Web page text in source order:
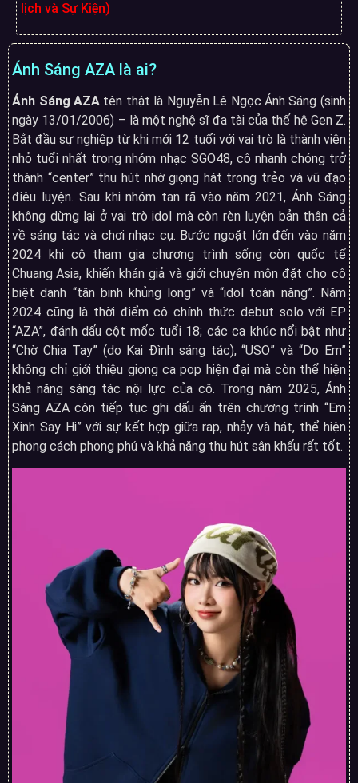
lịch và Sự Kiện)
Ánh Sáng AZA là ai?
Ánh Sáng AZA tên thật là Nguyễn Lê Ngọc Ánh Sáng (sinh
ngày 13/01/2006) – là một nghệ sĩ đa tài của thế hệ Gen Z.
Bắt đầu sự nghiệp từ khi mới 12 tuổi với vai trò là thành viên
nhỏ tuổi nhất trong nhóm nhạc SGO48, cô nhanh chóng trở
thành “center” thu hút nhờ giọng hát trong trẻo và vũ đạo
điêu luyện. Sau khi nhóm tan rã vào năm 2021, Ánh Sáng
không dừng lại ở vai trò idol mà còn rèn luyện bản thân cả
về sáng tác và chơi nhạc cụ. Bước ngoặt lớn đến vào năm
2024 khi cô tham gia chương trình sống còn quốc tế
Chuang Asia, khiến khán giả và giới chuyên môn đặt cho cô
biệt danh “tân binh khủng long” và “idol toàn năng”. Năm
2024 cũng là thời điểm cô chính thức debut solo với EP
“AZA”, đánh dấu cột mốc tuổi 18; các ca khúc nổi bật như
“Chờ Chia Tay” (do Kai Đình sáng tác), “USO” và “Do Em”
không chỉ giới thiệu giọng ca pop hiện đại mà còn thể hiện
khả năng sáng tác nội lực của cô. Trong năm 2025, Ánh
Sáng AZA còn tiếp tục ghi dấu ấn trên chương trình “Em
Xinh Say Hi” với sự kết hợp giữa rap, nhảy và hát, thể hiện
phong cách phong phú và khả năng thu hút sân khấu rất tốt.